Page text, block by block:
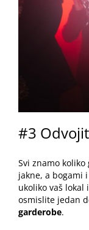
#3
Svi znamo
jakne, a bogami
ukoliko vaš lokal
osmislite jedan
garderobe.